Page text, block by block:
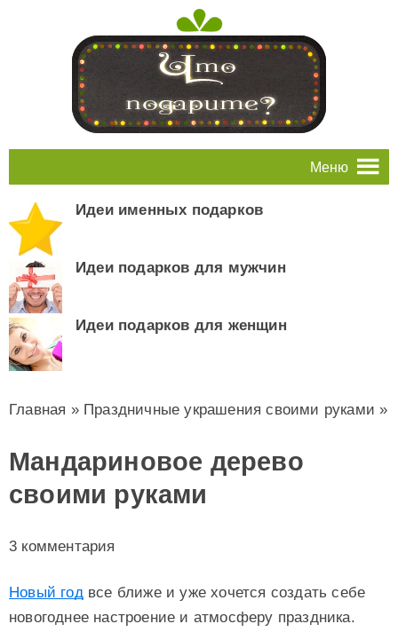
Меню
Идеи именных подарков
Идеи подарков для мужчин
Идеи подарков для женщин
Главная » Праздничные украшения своими руками »
Мандариновое дерево
своими руками
3 комментария
Новый год все ближе и уже хочется создать себе
новогоднее настроение и атмосферу праздника.